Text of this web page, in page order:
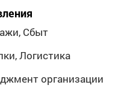
Сбыт
Логистика
организации